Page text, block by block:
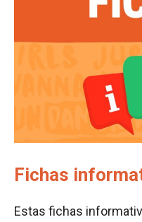
Fichas
Estas fichas